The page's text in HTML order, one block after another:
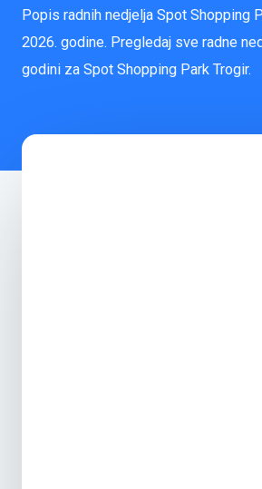
Popis radnih nedjelja Spot Shopping
2026. godine. Pregledaj sve radne
godini za Spot Shopping Park Trogir.